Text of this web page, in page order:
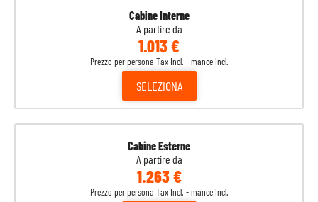
Cabine Interne
A partire da
1.013 €
Prezzo per persona Tax Incl. - mance incl.
SELEZIONA
Cabine Esterne
A partire da
1.263 €
Prezzo per persona Tax Incl. - mance incl.
Flam
Navigazione
Kiel